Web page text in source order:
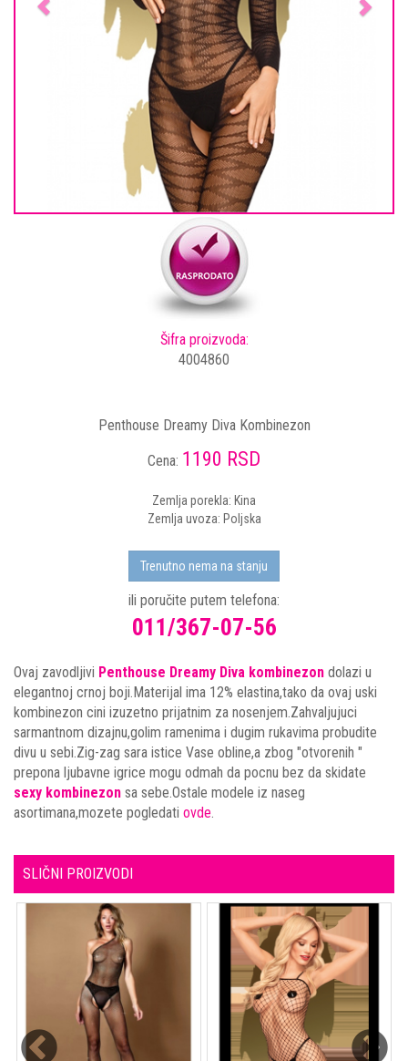
Šifra proizvoda:
4004860
Penthouse Dreamy Diva Kombinezon
Cena: 1190 RSD
Zemlja porekla: Kina
Zemlja uvoza: Poljska
Trenutno nema na stanju
ili poručite putem telefona:
011/367-07-56
Ovaj zavodljivi Penthouse Dreamy Diva kombinezon dolazi u
elegantnoj crnoj boji.Materijal ima 12% elastina,tako da ovaj uski
kombinezon cini izuzetno prijatnim za nosenjem.Zahvaljujuci
sarmantnom dizajnu,golim ramenima i dugim rukavima probudite
divu u sebi.Zig-zag sara istice Vase obline,a zbog "otvorenih "
prepona ljubavne igrice mogu odmah da pocnu bez da skidate
sexy kombinezon sa sebe.Ostale modele iz naseg
asortimana,mozete pogledati ovde.
SLIČNI PROIZVODI